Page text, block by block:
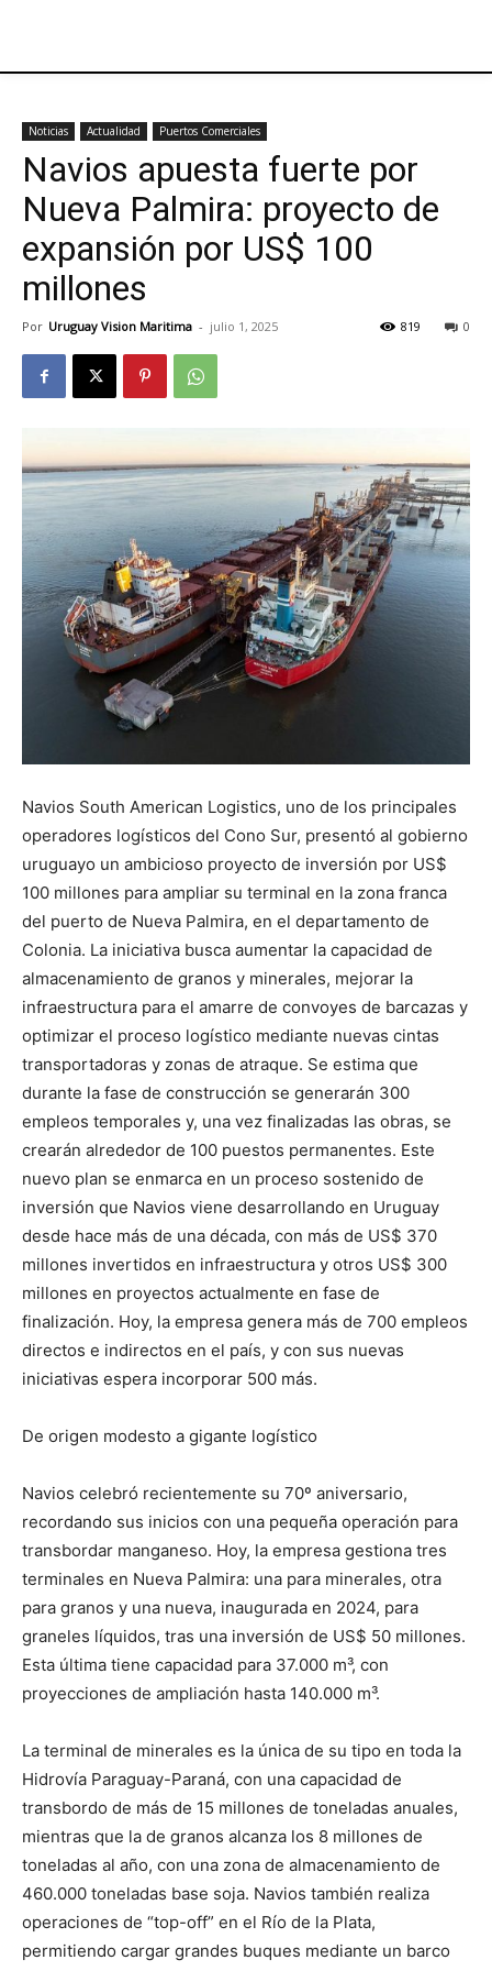
Noticias Actualidad Puertos Comerciales
Navios apuesta fuerte por
Nueva Palmira: proyecto de
expansión por US$ 100
millones
Por Uruguay Vision Maritima - julio 1, 2025 0
819
Navios South American Logistics, uno de los principales
operadores logísticos del Cono Sur, presentó al gobierno
uruguayo un ambicioso proyecto de inversión por US$
100 millones para ampliar su terminal en la zona franca
del puerto de Nueva Palmira, en el departamento de
Colonia. La iniciativa busca aumentar la capacidad de
almacenamiento de granos y minerales, mejorar la
infraestructura para el amarre de convoyes de barcazas y
optimizar el proceso logístico mediante nuevas cintas
transportadoras y zonas de atraque. Se estima que
durante la fase de construcción se generarán 300
empleos temporales y, una vez finalizadas las obras, se
crearán alrededor de 100 puestos permanentes. Este
nuevo plan se enmarca en un proceso sostenido de
inversión que Navios viene desarrollando en Uruguay
desde hace más de una década, con más de US$ 370
millones invertidos en infraestructura y otros US$ 300
millones en proyectos actualmente en fase de
finalización. Hoy, la empresa genera más de 700 empleos
directos e indirectos en el país, y con sus nuevas
iniciativas espera incorporar 500 más.
De origen modesto a gigante logístico
Navios celebró recientemente su 70º aniversario,
recordando sus inicios con una pequeña operación para
transbordar manganeso. Hoy, la empresa gestiona tres
terminales en Nueva Palmira: una para minerales, otra
para granos y una nueva, inaugurada en 2024, para
graneles líquidos, tras una inversión de US$ 50 millones.
Esta última tiene capacidad para 37.000 m³, con
proyecciones de ampliación hasta 140.000 m³.
La terminal de minerales es la única de su tipo en toda la
Hidrovía Paraguay-Paraná, con una capacidad de
transbordo de más de 15 millones de toneladas anuales,
mientras que la de granos alcanza los 8 millones de
toneladas al año, con una zona de almacenamiento de
460.000 toneladas base soja. Navios también realiza
operaciones de “top-off” en el Río de la Plata,
permitiendo cargar grandes buques mediante un barco